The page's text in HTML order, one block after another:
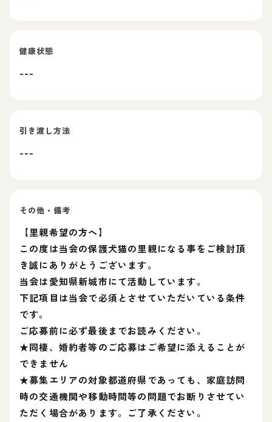
健康状態
---
引き渡し方法
---
その他・備考
【里親希望の方へ】
この度は当会の保護犬猫の里親になる事をご検討頂
き誠にありがとうございます。
当会は愛知県新城市にて活動しています。
下記項目は当会で必須とさせていただいている条件
です。
ご応募前に必ず最後までお読みください。
★同棲、婚約者等のご応募はご希望に添えることが
できません
★募集エリアの対象都道府県であっても、家庭訪問
時の交通機関や移動時間等の問題でお断りさせてい
ただく場合があります。ご了承ください。